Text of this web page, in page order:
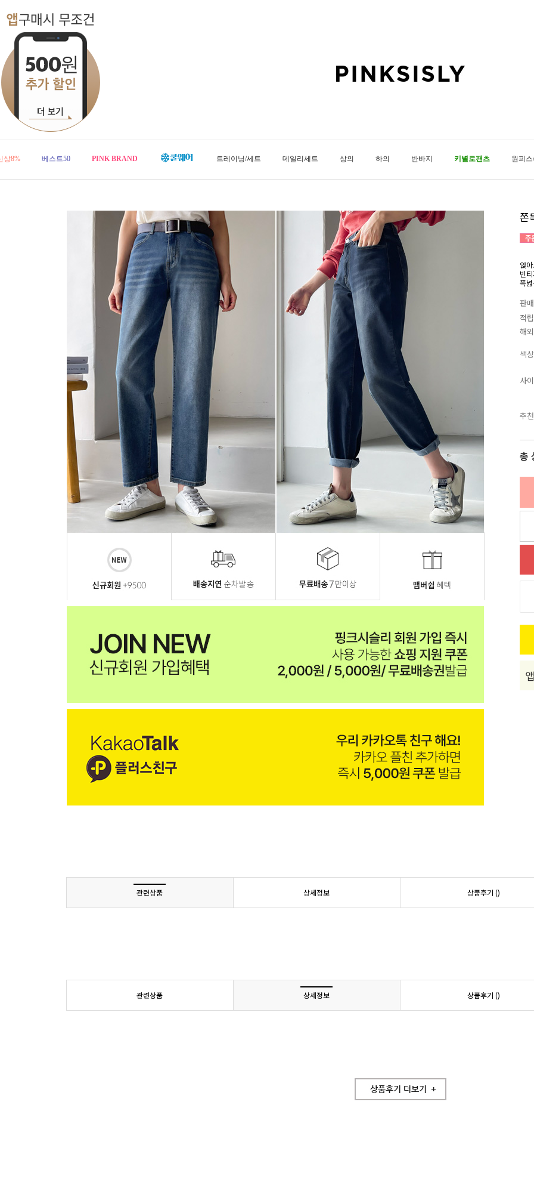
상8% 베스트50 PINK BRAND 트레이닝/세트 데일리세트 상의 하의 반바지 키별로팬츠 원피
쫀
앉
빈
폭
판
적
해
색상
사
추
총
관련상품 상세정보 상품후기 ()
관련상품 상세정보 상품후기 ()